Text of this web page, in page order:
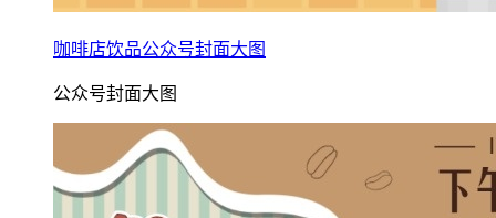
咖啡店饮品公众号封面大图
公众号封面大图